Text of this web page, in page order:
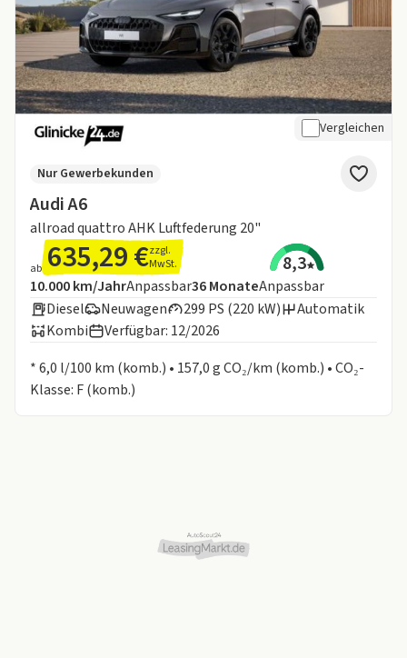
Vergleichen
Audi A6
allroad quattro AHK Luftfederung 20"
Nur Gewerbekunden
ab 635,29 €zzgl.
MwSt.
8,3
Angebotsdetails:
Inklusive Laufleistung
10.000 km/JahrAnpassbarLaufzeit
36MonateAnpassbar
Diesel
Neuwagen 299 PS (220 kW)
Automatik
Kombi
Verfügbar: 12/2026
* 6,0 l/100 km (komb.) • 157,0 g CO₂/km (komb.) • CO₂-
Klasse: F (komb.)